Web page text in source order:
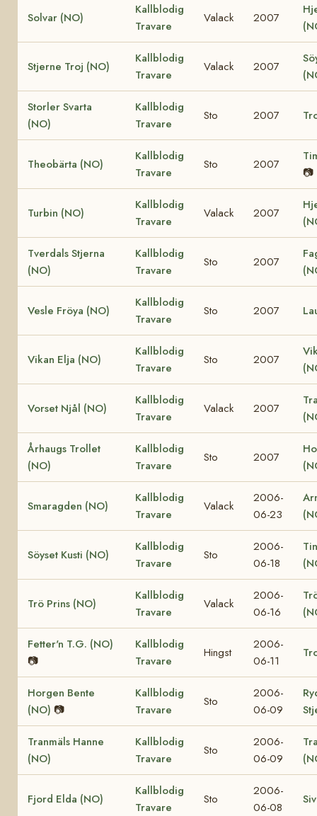
Solvar (NO)
Kallblodig
Travare
Valack 2007
Stjerne Troj (NO)
Kallblodig
Travare
Valack 2007
Storler Svarta
(NO)
Kallblodig
Travare
Sto 2007
Theobärta (NO)
Kallblodig
Travare
Sto 2007
📷
Turbin (NO)
Kallblodig
Travare
Valack 2007
Tverdals Stjerna
(NO)
Kallblodig
Travare
Sto 2007
Vesle Fröya (NO)
Kallblodig
Travare
Sto 2007
Vikan Elja (NO)
Kallblodig
Travare
Sto 2007
Vorset Njål (NO)
Kallblodig
Travare
Valack 2007
Århaugs Trollet
(NO)
Kallblodig
Travare
Sto 2007
Smaragden (NO)
Kallblodig
Travare
Valack
2006-
06-23
Söyset Kusti (NO)
Kallblodig
Travare
Sto
2006-
06-18
Trö Prins (NO)
Kallblodig
Travare
Valack
2006-
06-16
Fetter'n T.G. (NO)
📷
Kallblodig
Travare
Hingst
2006-
06-11
Horgen Bente
(NO) 📷
Kallblodig
Travare
Sto
2006-
06-09
Tranmäls Hanne
(NO)
Kallblodig
Travare
Sto
2006-
06-09
Fjord Elda (NO)
Kallblodig
Travare
Sto
2006-
06-08